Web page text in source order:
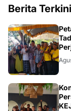
Berita Terkini